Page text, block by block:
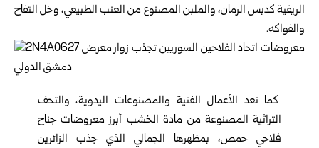
الريفية كدبس الرمان، والملبن المصنوع من العنب الطبيعي، وخل التفاح
والفواكه.
كما تعد الأعمال الفنية والمصنوعات اليدوية، والتحف
التراثية المصنوعة من مادة الخشب أبرز معروضات جناح
فلاحي حمص، بمظهرها الجمالي الذي جذب الزائرين